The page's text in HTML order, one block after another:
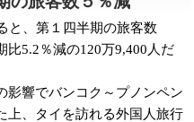
と、第１四半期の旅客数
比5.2％減の120万9,400人だ
響でバンコク～プノンペン
上、タイを訪れる外国人旅行